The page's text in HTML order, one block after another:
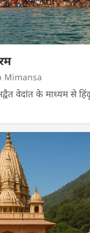
Mimansa
वेदांत के माध्यम से